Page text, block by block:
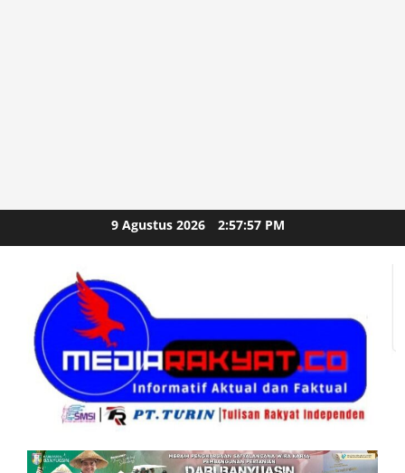
to
9 Agustus 2026 2:57:59 PM